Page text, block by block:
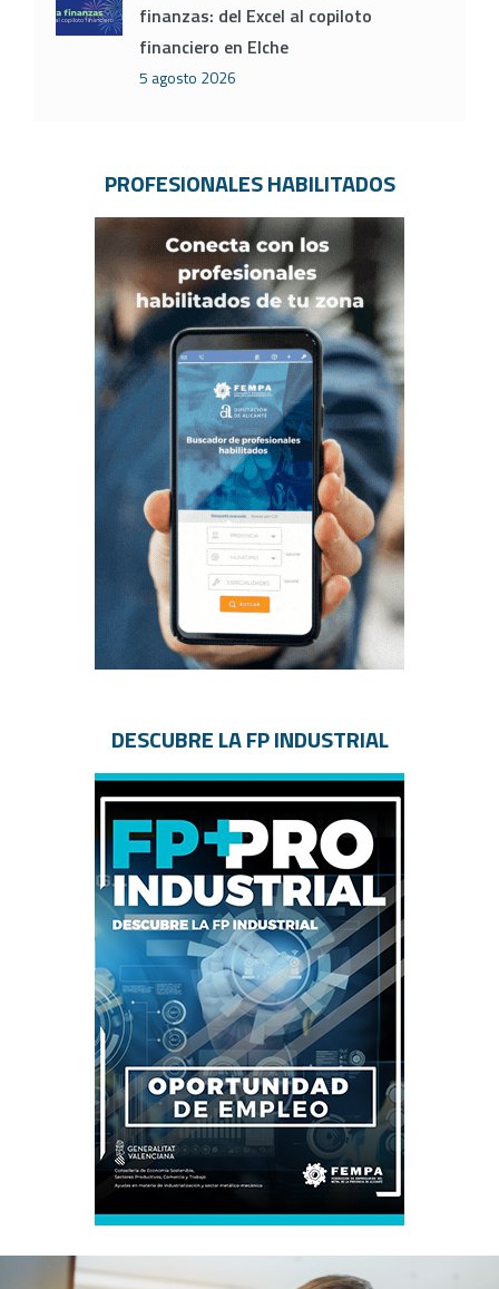
finanzas: del Excel al copiloto
financiero en Elche
5 agosto 2026
PROFESIONALES HABILITADOS
DESCUBRE LA FP INDUSTRIAL